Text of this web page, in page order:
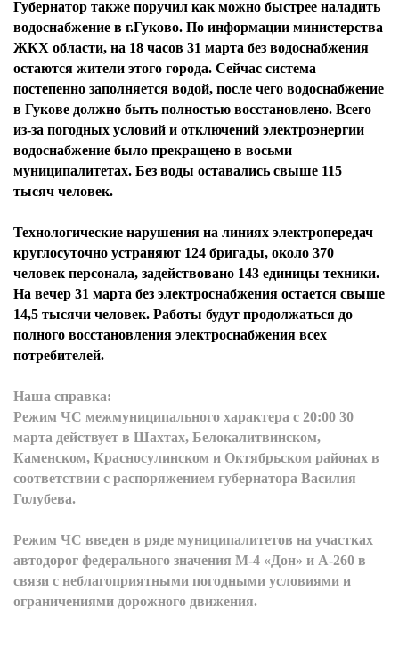
Губернатор также поручил как можно быстрее наладить
водоснабжение в г.Гуково. По информации министерства
ЖКХ области, на 18 часов 31 марта без водоснабжения
остаются жители этого города. Сейчас система
постепенно заполняется водой, после чего водоснабжение
в Гукове должно быть полностью восстановлено. Всего
из-за погодных условий и отключений электроэнергии
водоснабжение было прекращено в восьми
муниципалитетах. Без воды оставались свыше 115
тысяч человек.
Технологические нарушения на линиях электропередач
круглосуточно устраняют 124 бригады, около 370
человек персонала, задействовано 143 единицы техники.
На вечер 31 марта без электроснабжения остается свыше
14,5 тысячи человек. Работы будут продолжаться до
полного восстановления электроснабжения всех
потребителей.
Наша справка:
Режим ЧС межмуниципального характера с 20:00 30
марта действует в Шахтах, Белокалитвинском,
Каменском, Красносулинском и Октябрьском районах в
соответствии с распоряжением губернатора Василия
Голубева.
Режим ЧС введен в ряде муниципалитетов на участках
автодорог федерального значения М-4 «Дон» и А-260 в
связи с неблагоприятными погодными условиями и
ограничениями дорожного движения.